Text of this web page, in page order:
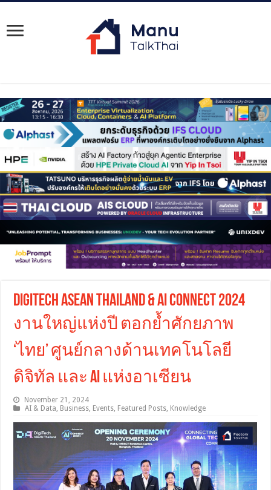
DigiTech ASEAN Thailand & AI Connect 2024
งานใหญ่แห่งปี ตอกย้ำศักยภาพ
‘ไทย’ ศูนย์กลางด้านเทคโนโลยี
ดิจิทัล และ AI แห่งอาเซียน
November 21, 2024
AI & Data, Business, Events, Featured Posts, Knowledge